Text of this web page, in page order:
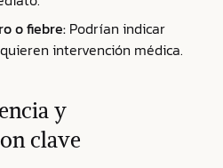
o fiebre: Podrían indicar
intervención médica.
y
clave